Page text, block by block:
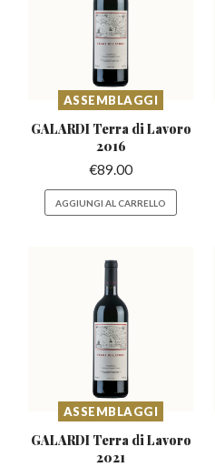
ASSEMBLAGGI
GALARDI Terra di Lavoro
2016
€89.00
AGGIUNGI AL CARRELLO
ASSEMBLAGGI
GALARDI Terra di Lavoro
2021